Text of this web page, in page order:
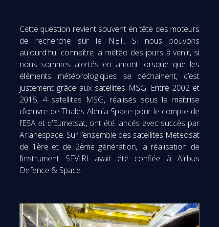
Cette question revient souvent en tête des moteurs
de recherche sur le NET. Si nous pouvons
aujourd’hui connaître la météo des jours à venir, si
nous sommes alertés en amont lorsque que les
éléments météorologiques se déchainent, c’est
justement grâce aux satellites MSG. Entre 2002 et
2015, 4 satellites MSG, réalisés sous la maîtrise
d’œuvre de Thales Alenia Space pour le compte de
l’ESA et d’Eumetsat, ont été lancés avec succès par
Arianespace. Sur l’ensemble des satellites Meteosat
de 1ère et de 2ème génération, la réalisation de
l’instrument SEVIRI avait été confiée à Airbus
Defence & Space.